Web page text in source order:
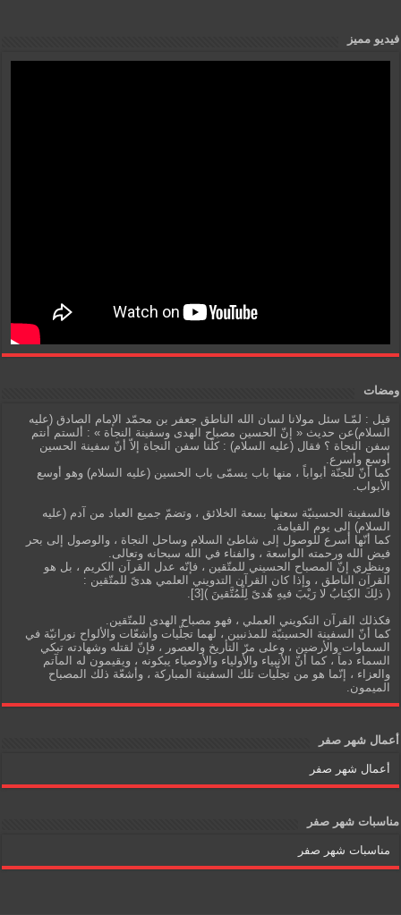
فيديو مميز
ومضات
قيل : لمّـا سئل مولانا لسان الله الناطق جعفر بن محمّد الإمام الصادق (عليه
السلام)عن حديث « إنّ الحسين مصباح الهدى وسفينة النجاة » : ألستم أنتم
سفن النجاة ؟ فقال (عليه السلام) : كلّنا سفن النجاة إلاّ أنّ سفينة الحسين
أوسع وأسرع.
كما أنّ للجنّة أبواباً ، منها باب يسمّى باب الحسين (عليه السلام) وهو أوسع
الأبواب.
فالسفينة الحسينيّة سعتها بسعة الخلائق ، وتضمّ جميع العباد من آدم (عليه
السلام) إلى يوم القيامة.
كما أنّها أسرع للوصول إلى شاطئ السلام وساحل النجاة ، والوصول إلى بحر
فيض الله ورحمته الواسعة ، والفناء في الله سبحانه وتعالى.
وبنظري إنّ المصباح الحسيني للمتّقين ، فإنّه عدل القرآن الكريم ، بل هو
القرآن الناطق ، وإذا كان القرآن التدويني العلمي هدىً للمتّقين :
( ذلِكَ الكِتابُ لا رَيْبَ فيهِ هُدىً لِلْمُتَّقينَ )[3].
فكذلك القرآن التكويني العملي ، فهو مصباح الهدى للمتّقين.
كما أنّ السفينة الحسينيّة للمذنبين ، لهما تجلّيات وأشعّات والألواح نورانيّة في
السماوات والأرضين ، وعلى مرّ التأريخ والعصور ، فإنّ لقتله وشهادته تبكي
السماء دماً ، كما أنّ الأنبياء والأولياء والأوصياء يبكونه ، ويقيمون له المآتم
والعزاء ، إنّما هو من تجلّيات تلك السفينة المباركة ، وأشعّة ذلك المصباح
الميمون.
أعمال شهر صفر
أعمال شهر صفر
مناسبات شهر صفر
مناسبات شهر صفر